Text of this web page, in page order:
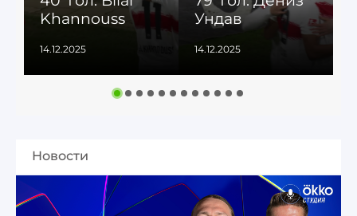
Khannouss
14.12.2025
Ундав
14.12.2025
Новости